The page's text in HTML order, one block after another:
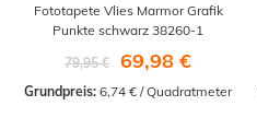
Fototapete Vlies Marmor Grafik
Punkte schwarz 38260-1
79,95 €
69,98 €
Grundpreis: 6,74 € / Quadratmeter